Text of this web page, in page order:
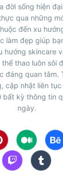
đời sống hiện
qua những
đến xu
làm đẹp giúp
hướng skincare
thao luôn sôi
đáng quan tâm.
cập nhật liên
bất kỳ thông tin
ngày.